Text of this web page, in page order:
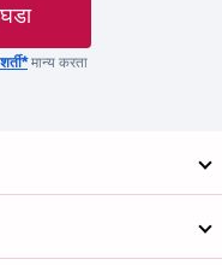
मान्य करता